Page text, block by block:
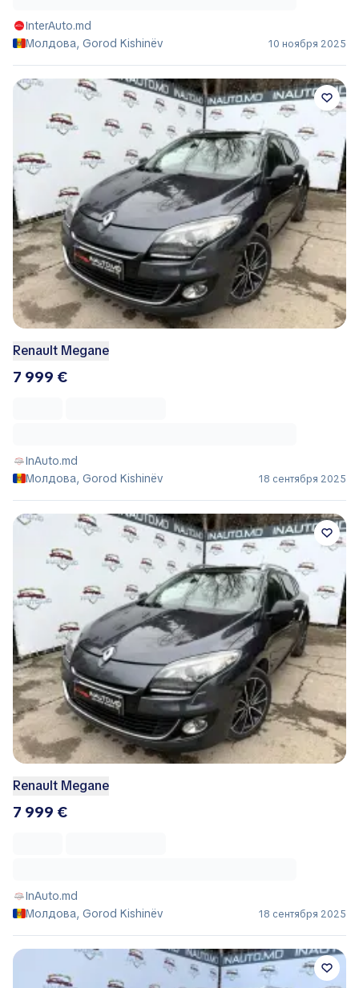
InterAuto.md
Молдова, Gorod Kishinëv
10 ноября 2025
Renault Megane
7 999 €
InAuto.md
Молдова, Gorod Kishinëv
18 сентября 2025
Renault Megane
7 999 €
InAuto.md
Молдова, Gorod Kishinëv
18 сентября 2025